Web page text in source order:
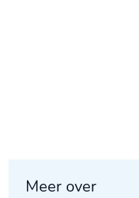
Meer over